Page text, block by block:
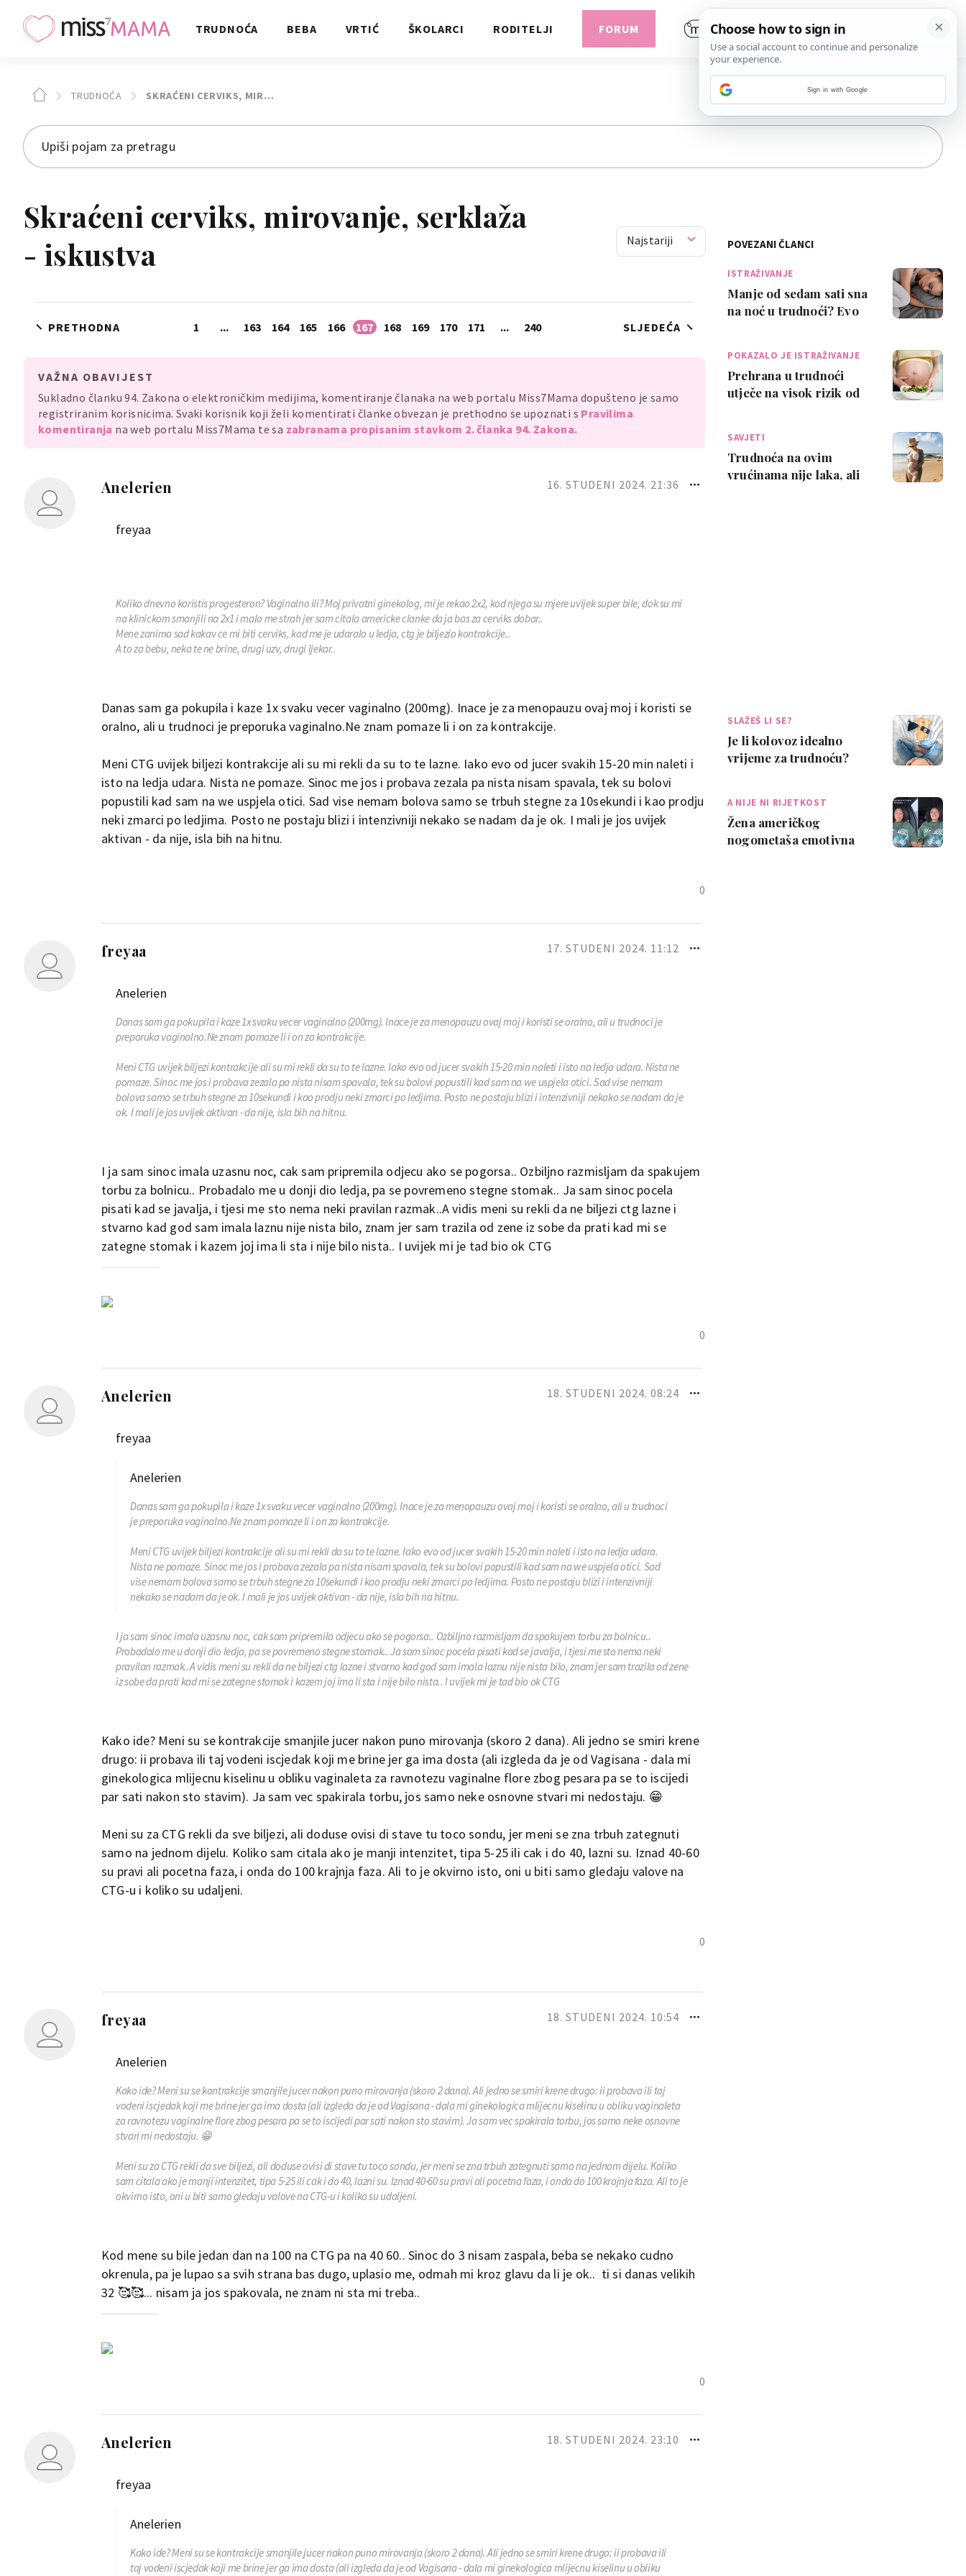
TRUDNOĆA BEBA VRTIĆ ŠKOLARCI RODITELJI FORUM
TRUDNOĆA SKRAĆENI CERVIKS, MIR…
Skraćeni cerviks, mirovanje, serklaža
- iskustva
Najstariji
PRETHODNA 1 ... 163 164 165 166 167 168 169 170 171 ... 240 SLJEDEĆA
VAŽNA OBAVIJEST
Sukladno članku 94. Zakona o elektroničkim medijima, komentiranje članaka na web portalu Miss7Mama dopušteno je samo
registriranim korisnicima. Svaki korisnik koji želi komentirati članke obvezan je prethodno se upoznati s Pravilima
komentiranja na web portalu Miss7Mama te sa zabranama propisanim stavkom 2. članka 94. Zakona.
Anelerien 16. STUDENI 2024. 21:36
freyaa
Koliko dnevno koristis progesteron? Vaginalno ili? Moj privatni ginekolog, mi je rekao 2x2, kod njega su mjere uvijek super bile, dok su mi
na klinickom smanjili na 2x1 i malo me strah jer sam citala americke clanke da ja bas za cerviks dobar..
Mene zanima sad kakav ce mi biti cerviks, kad me je udaralo u ledja, ctg je biljezio kontrakcije..
A to za bebu, neka te ne brine, drugi uzv, drugi ljekar..
Danas sam ga pokupila i kaze 1x svaku vecer vaginalno (200mg). Inace je za menopauzu ovaj moj i koristi se
oralno, ali u trudnoci je preporuka vaginalno.Ne znam pomaze li i on za kontrakcije.
Meni CTG uvijek biljezi kontrakcije ali su mi rekli da su to te lazne. Iako evo od jucer svakih 15-20 min naleti i
isto na ledja udara. Nista ne pomaze. Sinoc me jos i probava zezala pa nista nisam spavala, tek su bolovi
popustili kad sam na we uspjela otici. Sad vise nemam bolova samo se trbuh stegne za 10sekundi i kao prodju
neki zmarci po ledjima. Posto ne postaju blizi i intenzivniji nekako se nadam da je ok. I mali je jos uvijek
aktivan - da nije, isla bih na hitnu.
0
freyaa 17. STUDENI 2024. 11:12
Anelerien
Danas sam ga pokupila i kaze 1x svaku vecer vaginalno (200mg). Inace je za menopauzu ovaj moj i koristi se oralno, ali u trudnoci je
preporuka vaginalno.Ne znam pomaze li i on za kontrakcije.
Meni CTG uvijek biljezi kontrakcije ali su mi rekli da su to te lazne. Iako evo od jucer svakih 15-20 min naleti i isto na ledja udara. Nista ne
pomaze. Sinoc me jos i probava zezala pa nista nisam spavala, tek su bolovi popustili kad sam na we uspjela otici. Sad vise nemam
bolova samo se trbuh stegne za 10sekundi i kao prodju neki zmarci po ledjima. Posto ne postaju blizi i intenzivniji nekako se nadam da je
ok. I mali je jos uvijek aktivan - da nije, isla bih na hitnu.
I ja sam sinoc imala uzasnu noc, cak sam pripremila odjecu ako se pogorsa.. Ozbiljno razmisljam da spakujem
torbu za bolnicu.. Probadalo me u donji dio ledja, pa se povremeno stegne stomak.. Ja sam sinoc pocela
pisati kad se javalja, i tjesi me sto nema neki pravilan razmak..A vidis meni su rekli da ne biljezi ctg lazne i
stvarno kad god sam imala laznu nije nista bilo, znam jer sam trazila od zene iz sobe da prati kad mi se
zategne stomak i kazem joj ima li sta i nije bilo nista.. I uvijek mi je tad bio ok CTG
0
Anelerien 18. STUDENI 2024. 08:24
freyaa
Anelerien
Danas sam ga pokupila i kaze 1x svaku vecer vaginalno (200mg). Inace je za menopauzu ovaj moj i koristi se oralno, ali u trudnoci
je preporuka vaginalno.Ne znam pomaze li i on za kontrakcije.
Meni CTG uvijek biljezi kontrakcije ali su mi rekli da su to te lazne. Iako evo od jucer svakih 15-20 min naleti i isto na ledja udara.
Nista ne pomaze. Sinoc me jos i probava zezala pa nista nisam spavala, tek su bolovi popustili kad sam na we uspjela otici. Sad
vise nemam bolova samo se trbuh stegne za 10sekundi i kao prodju neki zmarci po ledjima. Posto ne postaju blizi i intenzivniji
nekako se nadam da je ok. I mali je jos uvijek aktivan - da nije, isla bih na hitnu.
I ja sam sinoc imala uzasnu noc, cak sam pripremila odjecu ako se pogorsa.. Ozbiljno razmisljam da spakujem torbu za bolnicu..
Probadalo me u donji dio ledja, pa se povremeno stegne stomak.. Ja sam sinoc pocela pisati kad se javalja, i tjesi me sto nema neki
pravilan razmak..A vidis meni su rekli da ne biljezi ctg lazne i stvarno kad god sam imala laznu nije nista bilo, znam jer sam trazila od zene
iz sobe da prati kad mi se zategne stomak i kazem joj ima li sta i nije bilo nista.. I uvijek mi je tad bio ok CTG
Kako ide? Meni su se kontrakcije smanjile jucer nakon puno mirovanja (skoro 2 dana). Ali jedno se smiri krene
drugo: ii probava ili taj vodeni iscjedak koji me brine jer ga ima dosta (ali izgleda da je od Vagisana - dala mi
ginekologica mlijecnu kiselinu u obliku vaginaleta za ravnotezu vaginalne flore zbog pesara pa se to iscijedi
par sati nakon sto stavim). Ja sam vec spakirala torbu, jos samo neke osnovne stvari mi nedostaju. 😁
Meni su za CTG rekli da sve biljezi, ali doduse ovisi di stave tu toco sondu, jer meni se zna trbuh zategnuti
samo na jednom dijelu. Koliko sam citala ako je manji intenzitet, tipa 5-25 ili cak i do 40, lazni su. Iznad 40-60
su pravi ali pocetna faza, i onda do 100 krajnja faza. Ali to je okvirno isto, oni u biti samo gledaju valove na
CTG-u i koliko su udaljeni.
0
freyaa 18. STUDENI 2024. 10:54
Anelerien
Kako ide? Meni su se kontrakcije smanjile jucer nakon puno mirovanja (skoro 2 dana). Ali jedno se smiri krene drugo: ii probava ili taj
vodeni iscjedak koji me brine jer ga ima dosta (ali izgleda da je od Vagisana - dala mi ginekologica mlijecnu kiselinu u obliku vaginaleta
za ravnotezu vaginalne flore zbog pesara pa se to iscijedi par sati nakon sto stavim). Ja sam vec spakirala torbu, jos samo neke osnovne
stvari mi nedostaju. 😁
Meni su za CTG rekli da sve biljezi, ali doduse ovisi di stave tu toco sondu, jer meni se zna trbuh zategnuti samo na jednom dijelu. Koliko
sam citala ako je manji intenzitet, tipa 5-25 ili cak i do 40, lazni su. Iznad 40-60 su pravi ali pocetna faza, i onda do 100 krajnja faza. Ali to je
okvirno isto, oni u biti samo gledaju valove na CTG-u i koliko su udaljeni.
Kod mene su bile jedan dan na 100 na CTG pa na 40 60.. Sinoc do 3 nisam zaspala, beba se nekako cudno
okrenula, pa je lupao sa svih strana bas dugo, uplasio me, odmah mi kroz glavu da li je ok.. ti si danas velikih
32 🥰🥰... nisam ja jos spakovala, ne znam ni sta mi treba..
0
Anelerien 18. STUDENI 2024. 23:10
freyaa
Anelerien
Kako ide? Meni su se kontrakcije smanjile jucer nakon puno mirovanja (skoro 2 dana). Ali jedno se smiri krene drugo: ii probava ili
taj vodeni iscjedak koji me brine jer ga ima dosta (ali izgleda da je od Vagisana - dala mi ginekologica mlijecnu kiselinu u obliku
POVEZANI ČLANCI
ISTRAŽIVANJE
Manje od sedam sati sna
na noć u trudnoći? Evo
POKAZALO JE ISTRAŽIVANJE
Prehrana u trudnoći
utječe na visok rizik od
SAVJETI
Trudnoća na ovim
vrućinama nije laka, ali
SLAŽEŠ LI SE?
Je li kolovoz idealno
vrijeme za trudnoću?
A NIJE NI RIJETKOST
Žena američkog
nogometaša emotivna
Sign in with Google